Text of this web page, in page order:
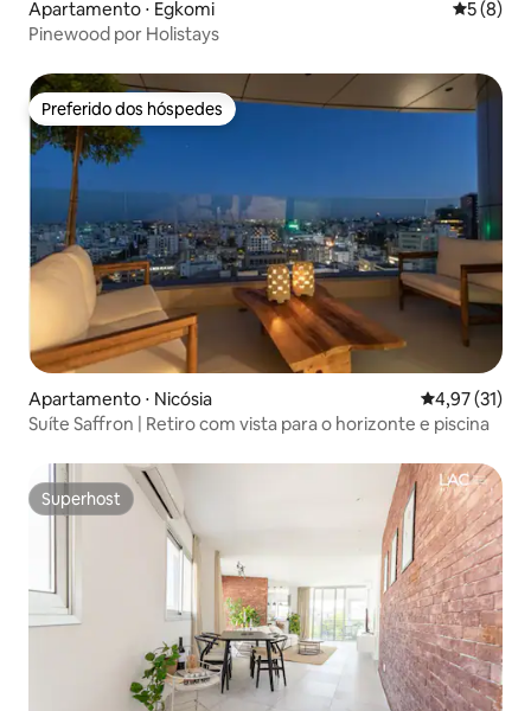
Apartamento ⋅ Egkomi 5 de
5 (8)
Pinewood por Holistays
Preferido dos hóspedes
Preferido dos hóspedes
Apartamento ⋅ Nicósia 4,97 de uma
4,97 (31)
Suíte Saffron | Retiro com vista para o horizonte e piscina
Superhost
Superhost